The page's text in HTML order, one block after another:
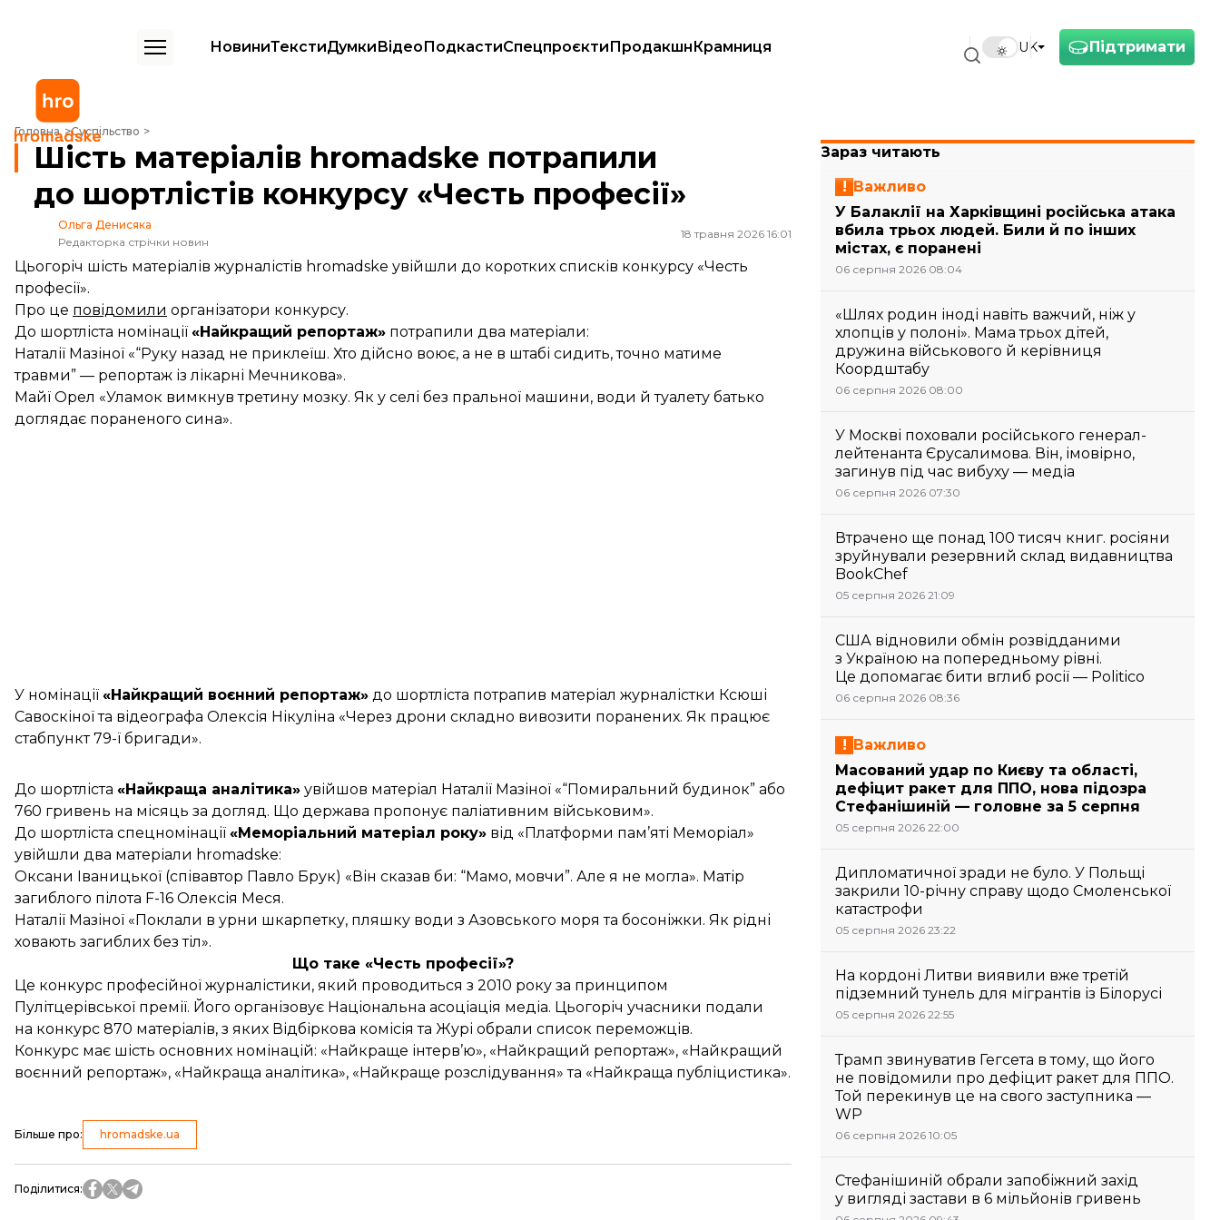
Підтримати
UK
НовиниТекстиДумкиВідеоПодкастиСпецпроєктиПродакшнКрамниця
Головна Суспільство
Шість матеріалів hromadske потрапили до шортлістів конкурсу «Честь професії»
Шість матеріалів hromadske потрапили
до шортлістів конкурсу «Честь професії»
Ольга Денисяка
Редакторка стрічки новин
18 травня 2026 16:01
Цьогоріч шість матеріалів журналістів hromadske увійшли до коротких списків конкурсу «Честь
професії».
Про це повідомили організатори конкурсу.
До шортліста номінації «Найкращий репортаж» потрапили два матеріали:
Наталії Мазіної «“Руку назад не приклеїш. Хто дійсно воює, а не в штабі сидить, точно матиме
травми” — репортаж із лікарні Мечникова».
Майї Орел «Уламок вимкнув третину мозку. Як у селі без пральної машини, води й туалету батько
доглядає пораненого сина».
У номінації «Найкращий воєнний репортаж» до шортліста потрапив матеріал журналістки Ксюші
Савоскіної та відеографа Олексія Нікуліна «Через дрони складно вивозити поранених. Як працює
стабпункт 79-ї бригади».
До шортліста «Найкраща аналітика» увійшов матеріал Наталії Мазіної «“Помиральний будинок” або
760 гривень на місяць за догляд. Що держава пропонує паліативним військовим».
До шортліста спецномінації «Меморіальний матеріал року» від «Платформи пам’яті Меморіал»
увійшли два матеріали hromadske:
Оксани Іваницької (співавтор Павло Брук) «Він сказав би: “Мамо, мовчи”. Але я не могла». Матір
загиблого пілота F-16 Олексія Меся.
Наталії Мазіної «Поклали в урни шкарпетку, пляшку води з Азовського моря та босоніжки. Як рідні
ховають загиблих без тіл».
Що таке «Честь професії»?
Це конкурс професійної журналістики, який проводиться з 2010 року за принципом
Пулітцерівської премії. Його організовує Національна асоціація медіа. Цьогоріч учасники подали
на конкурс 870 матеріалів, з яких Відбіркова комісія та Журі обрали список переможців.
Конкурс має шість основних номінацій: «Найкраще інтерв’ю», «Найкращий репортаж», «Найкращий
воєнний репортаж», «Найкраща аналітика», «Найкраще розслідування» та «Найкраща публіцистика».
Більше про: hromadske.ua
Поділитися:
Зараз читають
Важливо
У Балаклії на Харківщині російська атака
вбила трьох людей. Били й по інших
містах, є поранені
06 серпня 2026 08:04
«Шлях родин іноді навіть важчий, ніж у
хлопців у полоні». Мама трьох дітей,
дружина військового й керівниця
Коордштабу
06 серпня 2026 08:00
У Москві поховали російського генерал-
лейтенанта Єрусалимова. Він, імовірно,
загинув під час вибуху — медіа
06 серпня 2026 07:30
Втрачено ще понад 100 тисяч книг. росіяни
зруйнували резервний склад видавництва
BookChef
05 серпня 2026 21:09
США відновили обмін розвідданими
з Україною на попередньому рівні.
Це допомагає бити вглиб росії — Politico
06 серпня 2026 08:36
Важливо
Масований удар по Києву та області,
дефіцит ракет для ППО, нова підозра
Стефанішиній — головне за 5 серпня
05 серпня 2026 22:00
Дипломатичної зради не було. У Польщі
закрили 10-річну справу щодо Смоленської
катастрофи
05 серпня 2026 23:22
На кордоні Литви виявили вже третій
підземний тунель для мігрантів із Білорусі
05 серпня 2026 22:55
Трамп звинуватив Гегсета в тому, що його
не повідомили про дефіцит ракет для ППО.
Той перекинув це на свого заступника —
WP
06 серпня 2026 10:05
Стефанішиній обрали запобіжний захід
у вигляді застави в 6 мільйонів гривень